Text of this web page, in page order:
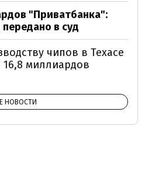
"Приватбанка":
в суд
чипов в Техасе
16,8 миллиардов
НОВОСТИ